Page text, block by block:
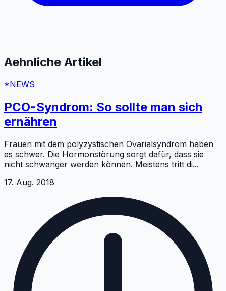
Aehnliche Artikel
*NEWS
PCO-Syndrom: So sollte man sich
ernähren
Frauen mit dem polyzystischen Ovarialsyndrom haben
es schwer. Die Hormonstörung sorgt dafür, dass sie
nicht schwanger werden können. Meistens tritt di...
17. Aug. 2018